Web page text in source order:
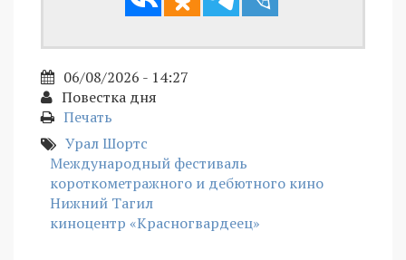
06/08/2026 - 14:27
Повестка дня
Печать
Урал Шортс
Международный фестиваль
короткометражного и дебютного кино
Нижний Тагил
киноцентр «Красногвардеец»